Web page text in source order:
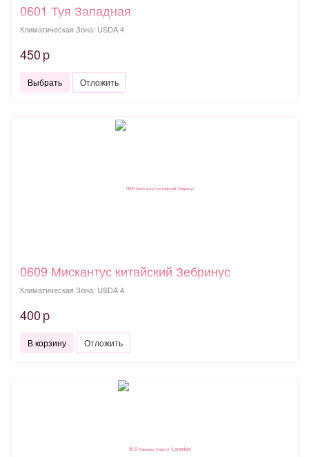
0601 Туя Западная
Климатическая Зона: USDA 4
450 p
Выбрать Отложить
0609 Мискантус китайский Зебринус
Климатическая Зона: USDA 4
400 p
В корзину Отложить